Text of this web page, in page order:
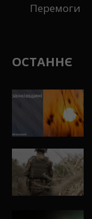
Перемоги
ОСТАННЄ